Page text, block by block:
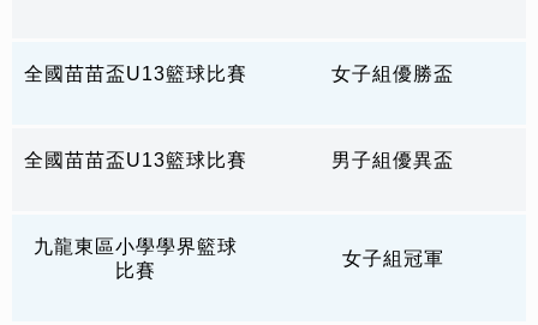
全國苗苗盃U13籃球比賽 女子組優勝盃
全國苗苗盃U13籃球比賽 男子組優異盃
九龍東區小學學界籃球
比賽
女子組冠軍